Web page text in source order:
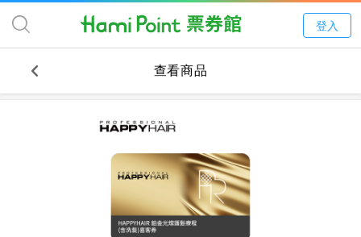
登入
查看商品